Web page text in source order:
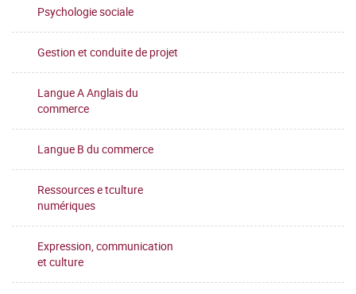
Psychologie sociale
Gestion et conduite de projet
Langue A Anglais du
commerce
Langue B du commerce
Ressources e tculture
numériques
Expression, communication
et culture